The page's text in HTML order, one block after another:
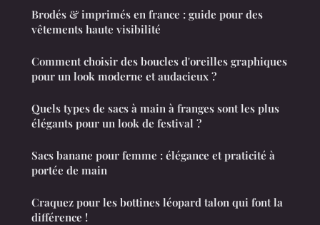
Brodés & imprimés en france : guide pour des
vêtements haute visibilité
Comment choisir des boucles d'oreilles graphiques
pour un look moderne et audacieux ?
Quels types de sacs à main à franges sont les plus
élégants pour un look de festival ?
Sacs banane pour femme : élégance et praticité à
portée de main
Craquez pour les bottines léopard talon qui font la
différence !